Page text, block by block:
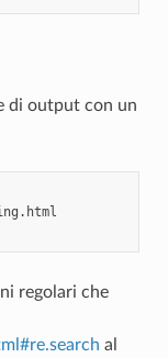
di output con un
regolari che
al